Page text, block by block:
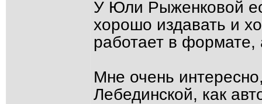
У Юли Рыженковой
хорошо издавать и
работает в
Мне очень
Лебединской, как